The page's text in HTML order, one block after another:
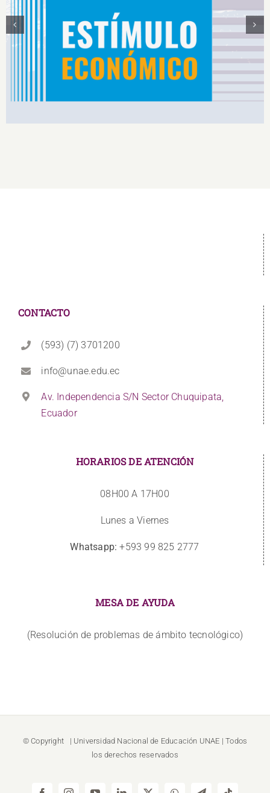
Estímulos Económicos para Deportistas de Alto
Rendimiento IS2026
CONTACTO
(593) (7) 3701200
info@unae.edu.ec
Av. Independencia S/N Sector Chuquipata,
Ecuador
HORARIOS DE ATENCIÓN
08H00 A 17H00
Lunes a Viernes
Whatsapp: +593 99 825 2777
MESA DE AYUDA
(Resolución de problemas de ámbito tecnológico)
© Copyright | Universidad Nacional de Educación UNAE | Todos
los derechos reservados